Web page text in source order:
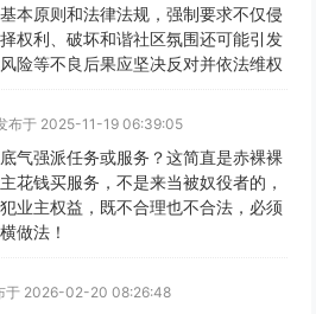
本原则和法律法规，强制要求不仅侵
权利、破坏和谐社区氛围还可能引发
险等不良后果应坚决反对并依法维权
布于 2025-11-19 06:39:05
气强派任务或服务？这简直是赤裸裸
花钱买服务，不是来当被奴役者的，
业主权益，既不合理也不合法，必须
做法！
于 2026-02-20 08:26:48